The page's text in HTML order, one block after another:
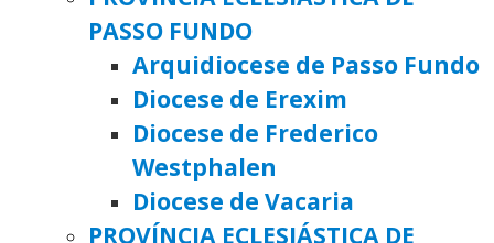
PASSO FUNDO
Arquidiocese de Passo Fundo
Diocese de Erexim
Diocese de Frederico
Westphalen
Diocese de Vacaria
PROVÍNCIA ECLESIÁSTICA DE